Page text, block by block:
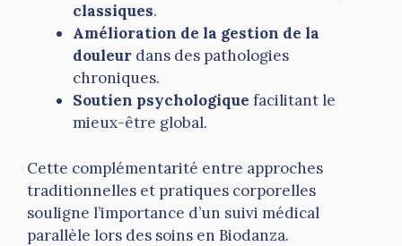
classiques.
Amélioration de la gestion de la
douleur dans des pathologies
chroniques.
Soutien psychologique facilitant le
mieux-être global.
Cette complémentarité entre approches
traditionnelles et pratiques corporelles
souligne l’importance d’un suivi médical
parallèle lors des soins en Biodanza.